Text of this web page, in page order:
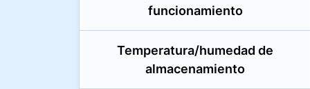
funcionamiento
Temperatura/humedad de
almacenamiento